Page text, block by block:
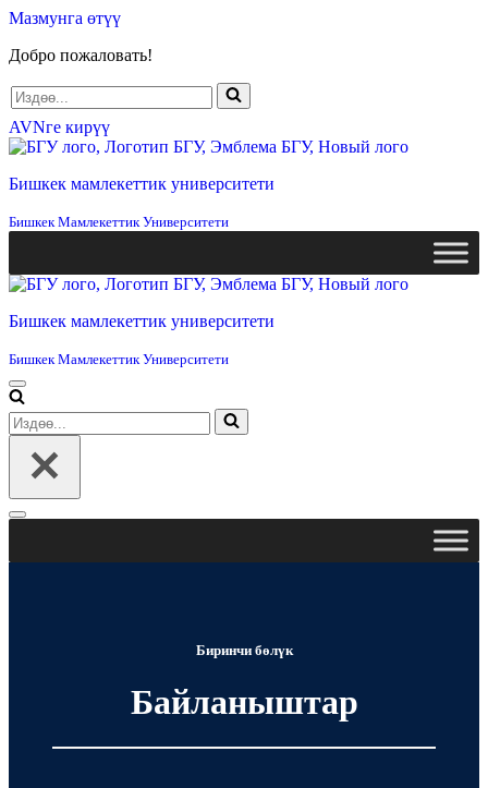
Мазмунга өтүү
Добро пожаловать!
Издөө...
AVNге кирүү
Бишкек мамлекеттик университети
Бишкек Мамлекеттик Университети
Бишкек мамлекеттик университети
Бишкек Мамлекеттик Университети
Навигация
менюсу
Издөө...
Навигация
Биринчи бөлүк
Байланыштар